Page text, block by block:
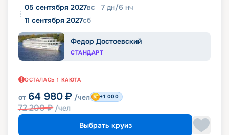
05 сентября 2027вс 7 дн/6 нч
11 сентября 2027сб
Федор Достоевский
СТАНДАРТ
ОСТАЛАСЬ 1 КАЮТА
от 64 980 ₽ /чел
72 200₽ /чел
+1 000
Выбрать круиз